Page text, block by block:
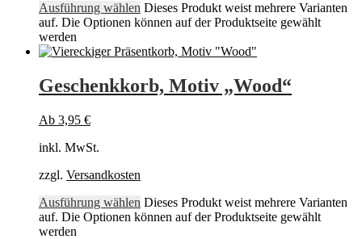
Ausführung wählen Dieses Produkt weist mehrere Varianten
auf. Die Optionen können auf der Produktseite gewählt
werden
Geschenkkorb, Motiv „Wood“
Ab 3,95 €
inkl. MwSt.
zzgl. Versandkosten
Ausführung wählen Dieses Produkt weist mehrere Varianten
auf. Die Optionen können auf der Produktseite gewählt
werden